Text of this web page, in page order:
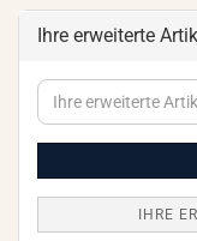
Ihre erweiterte
Ihre
erweiterte
Artikel
IHRE